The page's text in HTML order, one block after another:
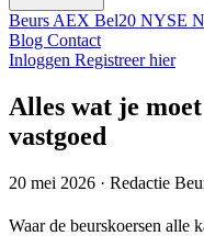
Beurs AEX Bel20 NYSE
Blog Contact
Inloggen Registreer hier
Alles wat je
vastgoed
20 mei 2026 · Redactie
Waar de beurskoersen alle